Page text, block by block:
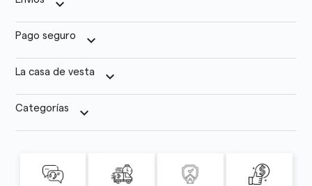
keyboard_arrow_down
Pago seguro keyboard_arrow_down
La casa de vesta keyboard_arrow_down
Categorías keyboard_arrow_down